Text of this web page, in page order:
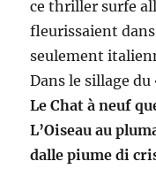
ce thriller surfe
fleurissaient
seulement
Dans le sillage
Le Chat à neuf
L’Oiseau au
dalle piume di